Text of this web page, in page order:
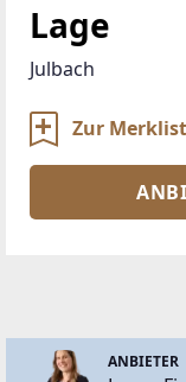
Lage
Julbach
Zur
ANBIETER